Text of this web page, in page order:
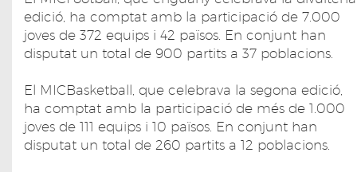
edició, ha comptat amb la participació de 7.000
joves de 372 equips i 42 països. En conjunt han
disputat un total de 900 partits a 37 poblacions.
El MICBasketball, que celebrava la segona edició,
ha comptat amb la participació de més de 1.000
joves de 111 equips i 10 països. En conjunt han
disputat un total de 260 partits a 12 poblacions.